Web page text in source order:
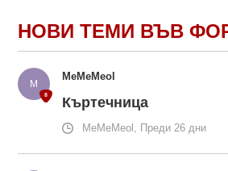
НОВИ ТЕМИ ВЪВ
MeMeMeol
Къртечница
MeMeMeol, Преди 26 дни